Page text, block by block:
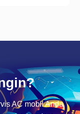
AC mobil Anda